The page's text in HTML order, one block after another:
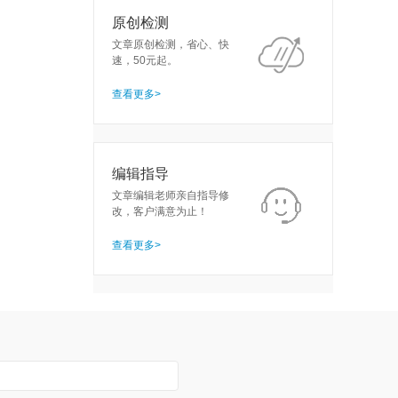
原创检测
文章原创检测，省心、快
速，50元起。
查看更多>
编辑指导
文章编辑老师亲自指导修
改，客户满意为止！
查看更多>